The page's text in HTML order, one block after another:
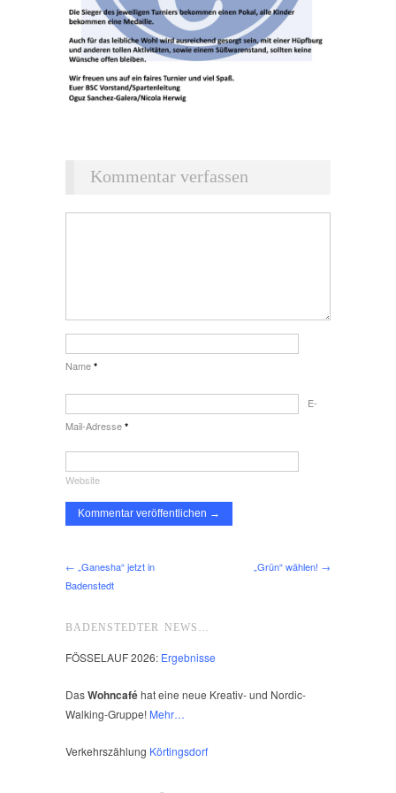
Kommentar verfassen
Name *
E-
Mail-Adresse *
Website
← „Ganesha“ jetzt in
Badenstedt
„Grün“ wählen! →
BADENSTEDTER NEWS…
FÖSSELAUF 2026: Ergebnisse
DasWohncaféhat eine neue Kreativ- und Nordic-
Walking-Gruppe! Mehr…
Verkehrszählung Körtingsdorf